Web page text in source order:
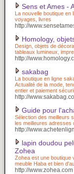
Sens et Ames -
La nouvelle boutique en
voyages, livres
http://
Homology,
Design, objets de
tableaux lumineux,
http://
sakabag
La boutique en ligne
Actualité de la mode,
entier et paiement
http://
Guide pour
Sélection des meilleurs
les meilleures adresses
http://
lapin doudou
Zohea
Zohea est une boutique
meuble Haba et bien
http://www.zohea.com